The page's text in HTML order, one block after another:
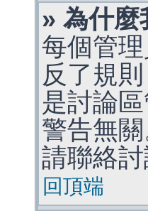
» 為什麼
每個管
反了規
是討論
警告無
請聯絡討
回頂端